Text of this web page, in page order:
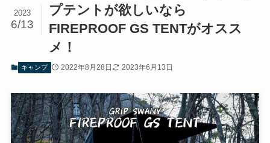
プテントが欲しいなら
FIREPROOF GS TENTがオスス
メ！
2023
6/13
キャンプ 2022年8月28日 2023年6月13日